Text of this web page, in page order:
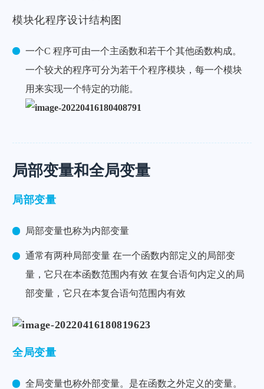
模块化程序设计结构图
一个C 程序可由一个主函数和若干个其他函数构成。
一个较犬的程序可分为若干个程序模块，每一个模块
用来实现一个特定的功能。
局部变量和全局变量
局部变量
局部变量也称为内部变量
通常有两种局部变量 在一个函数内部定义的局部变
量，它只在本函数范围内有效 在复合语句内定义的局
部变量，它只在本复合语句范围内有效
全局变量
全局变量也称外部变量。是在函数之外定义的变量。